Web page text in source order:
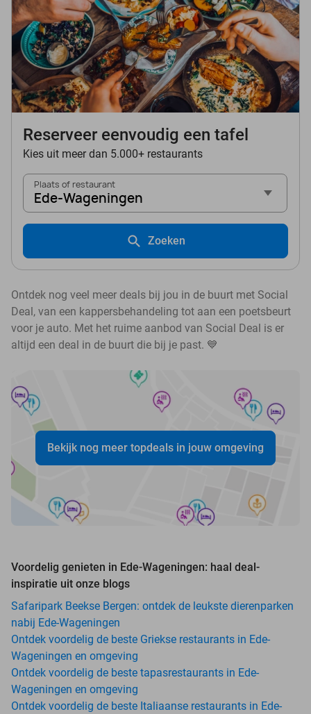
Reserveer eenvoudig een tafel
Kies uit meer dan 5.000+ restaurants
Plaats of restaurant
Ede-Wageningen
Zoeken
Ontdek nog veel meer deals bij jou in de buurt met Social
Deal, van een kappersbehandeling tot aan een poetsbeurt
voor je auto. Met het ruime aanbod van Social Deal is er
altijd een deal in de buurt die bij je past. 💙
Bekijk nog meer topdeals in jouw omgeving
Voordelig genieten in Ede-Wageningen: haal deal-
inspiratie uit onze blogs
Safaripark Beekse Bergen: ontdek de leukste dierenparken
nabij Ede-Wageningen
Ontdek voordelig de beste Griekse restaurants in Ede-
Wageningen en omgeving
Ontdek voordelig de beste tapasrestaurants in Ede-
Wageningen en omgeving
Ontdek voordelig de beste Italiaanse restaurants in Ede-